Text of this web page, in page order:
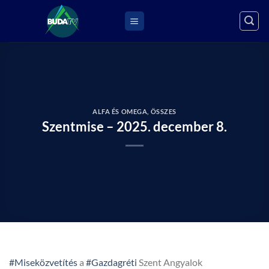
ALFA ÉS OMEGA ÖSSZES
Szentmise – 2025. december 8.
#Miseközvetítésa #Gazdagréti Szent Angyalok